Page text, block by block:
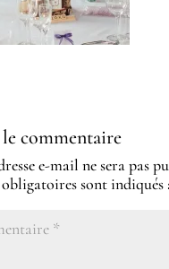
le commentaire
e-mail ne sera pas
sont indiqués